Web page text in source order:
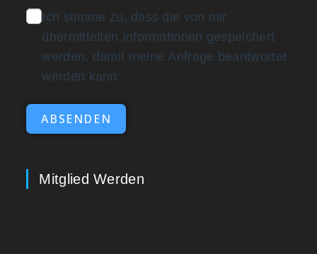
Ich stimme zu, dass die von mir
übermittelten Informationen gespeichert
werden, damit meine Anfrage beantwortet
werden kann
ABSENDEN
Mitglied Werden